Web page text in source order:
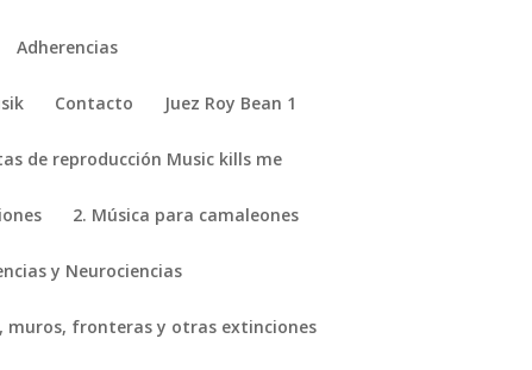
Adherencias
Contacto Juez Roy Bean 1
de reproducción Music kills me
2. Música para camaleones
y Neurociencias
muros, fronteras y otras extinciones